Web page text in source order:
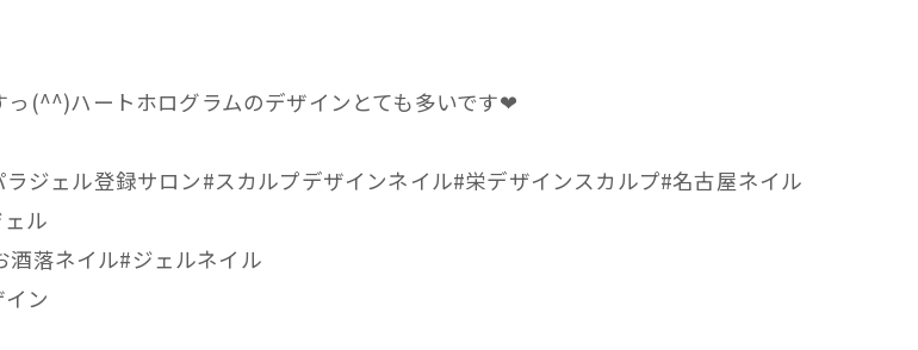
(^^)ハートホログラムのデザインとても多いです❤
ジェル登録サロン#スカルプデザインネイル#栄デザインスカルプ#名古屋ネイル
ル
落ネイル#ジェルネイル
ン